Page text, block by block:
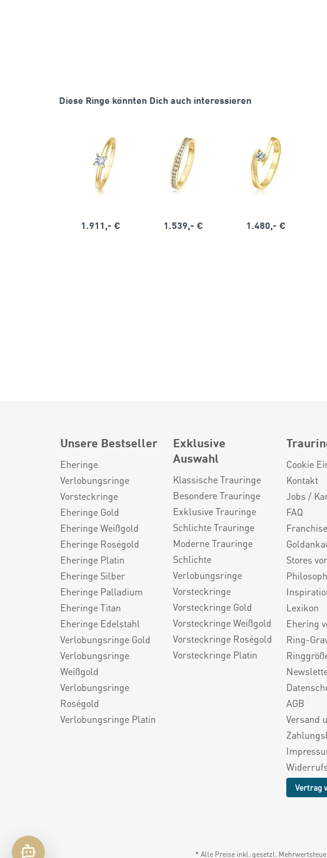
Diese Ringe könnten Dich auch interessieren
1.911,- € 1.539,- € 1.480,- €
Unsere Bestseller
Eheringe
Verlobungsringe
Vorsteckringe
Eheringe Gold
Eheringe Weißgold
Eheringe Roségold
Eheringe Platin
Eheringe Silber
Eheringe Palladium
Eheringe Titan
Eheringe Edelstahl
Verlobungsringe Gold
Verlobungsringe
Weißgold
Verlobungsringe
Roségold
Verlobungsringe Platin
Exklusive
Auswahl
Klassische Trauringe
Besondere Trauringe
Exklusive Trauringe
Schlichte Trauringe
Moderne Trauringe
Schlichte
Verlobungsringe
Vorsteckringe
Vorsteckringe Gold
Vorsteckringe Weißgold
Vorsteckringe Roségold
Vorsteckringe Platin
Cookie
Kontakt
Jobs /
FAQ
Stores
Lexikon
Ehering
Ring-
AGB
Versand
Vertrag
* Alle Preise inkl. gesetzl.